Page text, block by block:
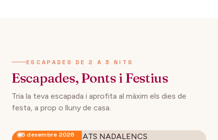
ESCAPADES DE 2 A 3 NITS
Escapades, Ponts i Festius
Tria la teva escapada i aprofita al màxim els dies de
festa, a prop o lluny de casa.
5 desembre 2026